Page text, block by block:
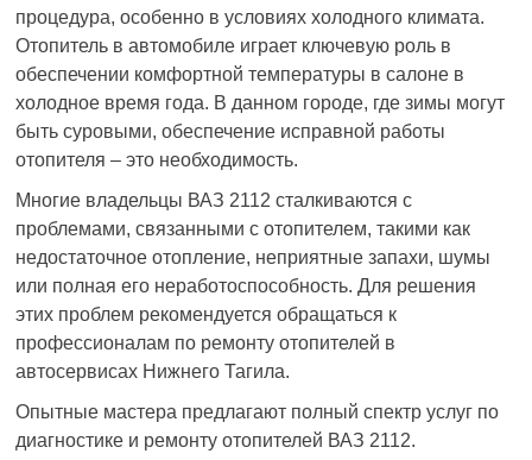
процедура, особенно в условиях холодного климата.
Отопитель в автомобиле играет ключевую роль в
обеспечении комфортной температуры в салоне в
холодное время года. В данном городе, где зимы могут
быть суровыми, обеспечение исправной работы
отопителя – это необходимость.
Многие владельцы ВАЗ 2112 сталкиваются с
проблемами, связанными с отопителем, такими как
недостаточное отопление, неприятные запахи, шумы
или полная его неработоспособность. Для решения
этих проблем рекомендуется обращаться к
профессионалам по ремонту отопителей в
автосервисах Нижнего Тагила.
Опытные мастера предлагают полный спектр услуг по
диагностике и ремонту отопителей ВАЗ 2112.